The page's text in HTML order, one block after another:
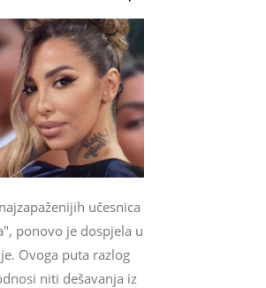
učesnica
ponovo je dospjela u
Ovoga puta razlog
niti dešavanja iz